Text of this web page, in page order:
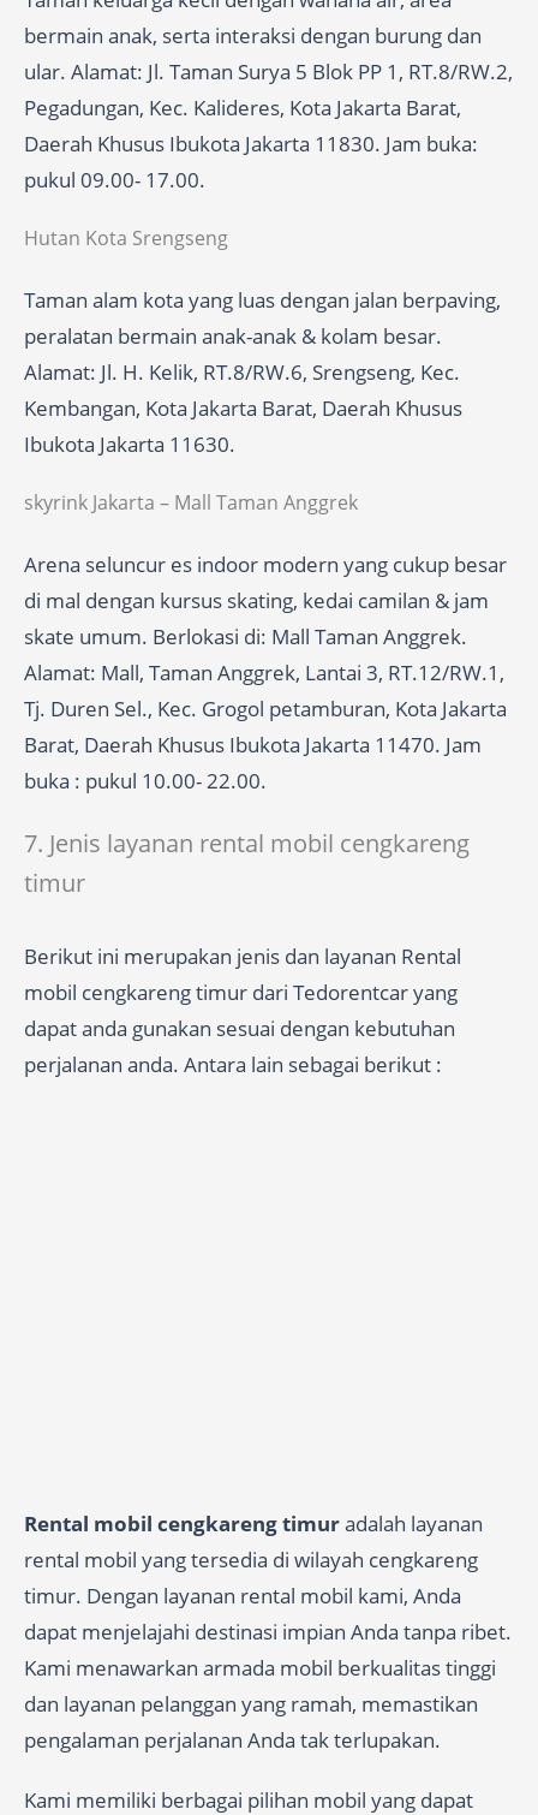
bermain anak, serta interaksi dengan burung dan
ular. Alamat: Jl. Taman Surya 5 Blok PP 1, RT.8/RW.2,
Pegadungan, Kec. Kalideres, Kota Jakarta Barat,
Daerah Khusus Ibukota Jakarta 11830. Jam buka:
pukul 09.00- 17.00.
Hutan Kota Srengseng
Taman alam kota yang luas dengan jalan berpaving,
peralatan bermain anak-anak & kolam besar.
Alamat: Jl. H. Kelik, RT.8/RW.6, Srengseng, Kec.
Kembangan, Kota Jakarta Barat, Daerah Khusus
Ibukota Jakarta 11630.
skyrink Jakarta – Mall Taman Anggrek
Arena seluncur es indoor modern yang cukup besar
di mal dengan kursus skating, kedai camilan & jam
skate umum. Berlokasi di: Mall Taman Anggrek.
Alamat: Mall, Taman Anggrek, Lantai 3, RT.12/RW.1,
Tj. Duren Sel., Kec. Grogol petamburan, Kota Jakarta
Barat, Daerah Khusus Ibukota Jakarta 11470. Jam
buka : pukul 10.00- 22.00.
7. Jenis layanan rental mobil cengkareng
timur
Berikut ini merupakan jenis dan layanan Rental
mobil cengkareng timur dari Tedorentcar yang
dapat anda gunakan sesuai dengan kebutuhan
perjalanan anda. Antara lain sebagai berikut :
Rental mobil cengkareng timuradalah layanan
rental mobil yang tersedia di wilayah cengkareng
timur. Dengan layanan rental mobil kami, Anda
dapat menjelajahi destinasi impian Anda tanpa ribet.
Kami menawarkan armada mobil berkualitas tinggi
dan layanan pelanggan yang ramah, memastikan
pengalaman perjalanan Anda tak terlupakan.
Kami memiliki berbagai pilihan mobil yang dapat